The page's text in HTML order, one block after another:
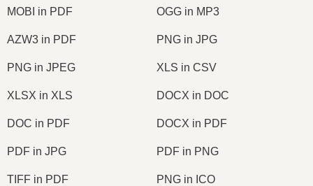
MOBI in PDF OGG in MP3
AZW3 in PDF PNG in JPG
PNG in JPEG XLS in CSV
XLSX in XLS DOCX in DOC
DOC in PDF DOCX in PDF
PDF in JPG PDF in PNG
TIFF in PDF PNG in ICO